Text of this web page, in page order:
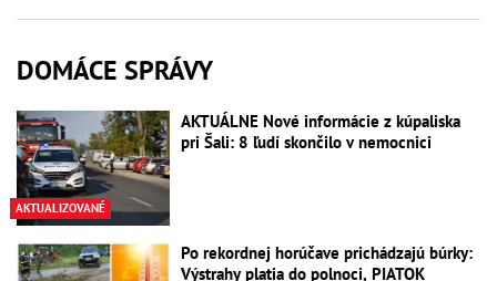
DOMÁCE SPRÁVY
AKTUALIZOVANÉ
AKTUÁLNE Nové informácie z kúpaliska
pri Šali: 8 ľudí skončilo v nemocnici
Po rekordnej horúčave prichádzajú búrky:
Výstrahy platia do polnoci, PIATOK